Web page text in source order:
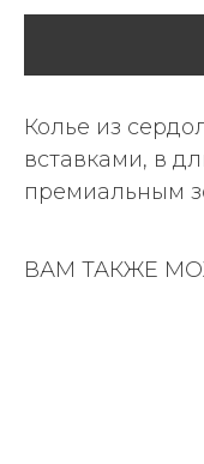
Колье из
вставками, в
премиальным
ВАМ ТАКЖЕ